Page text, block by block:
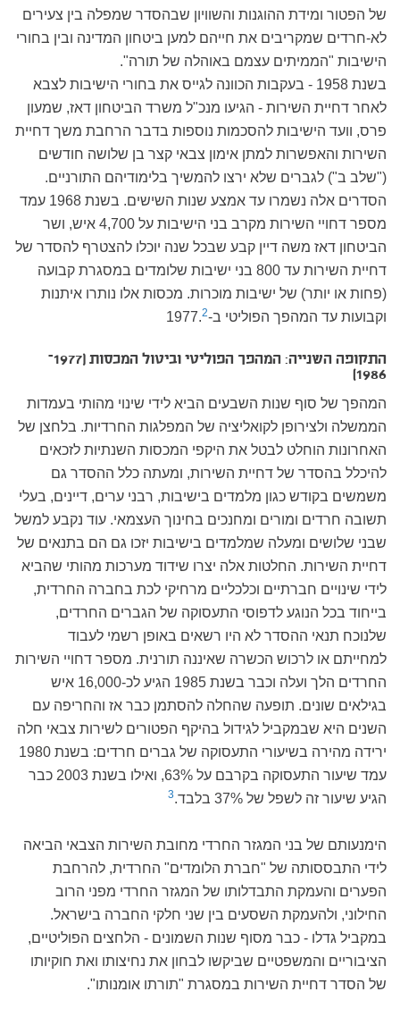
של הפטור ומידת ההוגנות והשוויון שבהסדר שמפלה בין צעירים
לא-חרדים שמקריבים את חייהם למען ביטחון המדינה ובין בחורי
הישיבות "הממיתים עצמם באוהלה של תורה".
בשנת 1958 - בעקבות הכוונה לגייס את בחורי הישיבות לצבא
לאחר דחיית השירות - הגיעו מנכ"ל משרד הביטחון דאז, שמעון
פרס, וועד הישיבות להסכמות נוספות בדבר הרחבת משך דחיית
השירות והאפשרות למתן אימון צבאי קצר בן שלושה חודשים
("שלב ב") לגברים שלא ירצו להמשיך בלימודיהם התורניים.
הסדרים אלה נשמרו עד אמצע שנות השישים. בשנת 1968 עמד
מספר דחויי השירות מקרב בני הישיבות על 4,700 איש, ושר
הביטחון דאז משה דיין קבע שבכל שנה יוכלו להצטרף להסדר של
דחיית השירות עד 800 בני ישיבות שלומדים במסגרת קבועה
(פחות או יותר) של ישיבות מוכרות. מכסות אלו נותרו איתנות
וקבועות עד המהפך הפוליטי ב-1977.2
התקופה השנייה: המהפך הפוליטי וביטול המכסות (1977–
1986)
המהפך של סוף שנות השבעים הביא לידי שינוי מהותי בעמדות
הממשלה ולצירופן לקואליציה של המפלגות החרדיות. בלחצן של
האחרונות הוחלט לבטל את היקפי המכסות השנתיות לזכאים
להיכלל בהסדר של דחיית השירות, ומעתה כלל ההסדר גם
משמשים בקודש כגון מלמדים בישיבות, רבני ערים, דיינים, בעלי
תשובה חרדים ומורים ומחנכים בחינוך העצמאי. עוד נקבע למשל
שבני שלושים ומעלה שמלמדים בישיבות יזכו גם הם בתנאים של
דחיית השירות. החלטות אלה יצרו שידוד מערכות מהותי שהביא
לידי שינויים חברתיים וכלכליים מרחיקי לכת בחברה החרדית,
בייחוד בכל הנוגע לדפוסי התעסוקה של הגברים החרדים,
שלנוכח תנאי ההסדר לא היו רשאים באופן רשמי לעבוד
למחייתם או לרכוש הכשרה שאיננה תורנית. מספר דחויי השירות
החרדים הלך ועלה וכבר בשנת 1985 הגיע לכ-16,000 איש
בגילאים שונים. תופעה שהחלה להסתמן כבר אז והחריפה עם
השנים היא שבמקביל לגידול בהיקף הפטורים לשירות צבאי חלה
ירידה מהירה בשיעורי התעסוקה של גברים חרדים: בשנת 1980
עמד שיעור התעסוקה בקרבם על 63%, ואילו בשנת 2003 כבר
הגיע שיעור זה לשפל של 37% בלבד.
3
הימנעותם של בני המגזר החרדי מחובת השירות הצבאי הביאה
לידי התבססותה של "חברת הלומדים" החרדית, להרחבת
הפערים והעמקת התבדלותו של המגזר החרדי מפני הרוב
החילוני, ולהעמקת השסעים בין שני חלקי החברה בישראל.
במקביל גדלו - כבר מסוף שנות השמונים - הלחצים הפוליטיים,
הציבוריים והמשפטיים שביקשו לבחון את נחיצותו ואת חוקיותו
של הסדר דחיית השירות במסגרת "תורתו אומנותו".